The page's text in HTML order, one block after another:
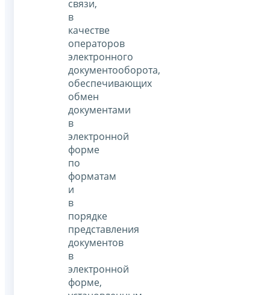
связи,
в
качестве
операторов
электронного
документооборота,
обеспечивающих
обмен
документами
в
электронной
форме
по
форматам
и
в
порядке
представления
документов
в
электронной
форме,